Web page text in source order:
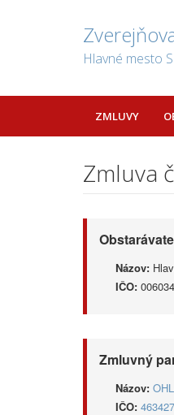
Hlavné mesto
ZMLUVY
Zmluva
Názov:
IČO:
Zmluvný
Názov:
IČO: